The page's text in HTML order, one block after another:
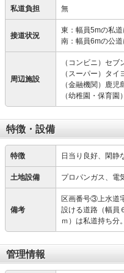
私道負担 無
接道状況
東：幅員5mの私
南：幅員6mの公
周辺施設
（コンビニ）セ
（スーパー）タ
（金融機関）鹿
（幼稚園・保育
特徴・設備
特徴 日当り良好、閑静
土地設備 プロパンガス、電
備考
区画番号③上水道
設ける道路（幅員
ｍ）は私道持ち分。
管理情報